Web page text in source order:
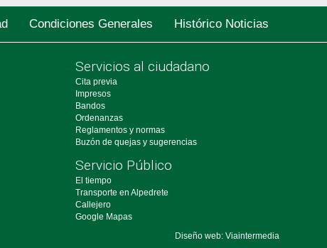
Condiciones Generales Histórico Noticias
Servicios al ciudadano
Cita previa
Impresos
Bandos
Ordenanzas
Reglamentos y normas
Buzón de quejas y sugerencias
Servicio Público
El tiempo
Transporte en Alpedrete
Callejero
Google Mapas
Diseño web: Viaintermedia